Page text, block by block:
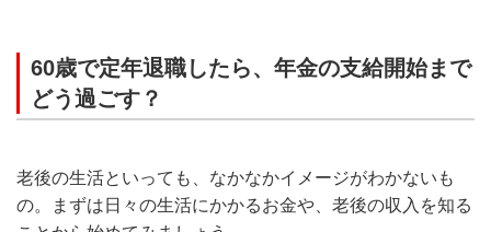
60歳で定年退職したら、年金の支給開始まで
どう過ごす？
老後の生活といっても、なかなかイメージがわかないも
の。まずは日々の生活にかかるお金や、老後の収入を知る